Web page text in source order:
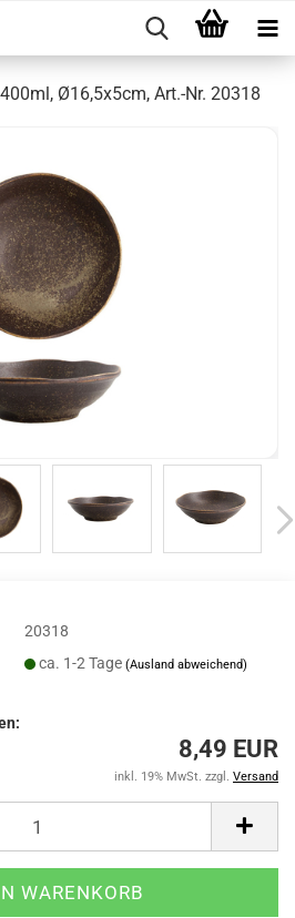
Ø16,5x5cm, Art.-Nr. 20318
20318
ca. 1-2 Tage(Ausland abweichend)
8,49 EUR
inkl. 19% MwSt. zzgl. Versand